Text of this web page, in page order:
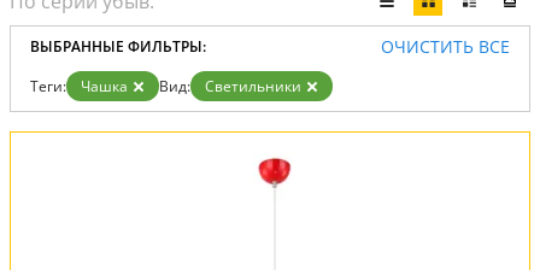
ВЫБРАННЫЕ ФИЛЬТРЫ: ОЧИСТИТЬ ВСЕ
Теги: Чашка Вид: Светильники